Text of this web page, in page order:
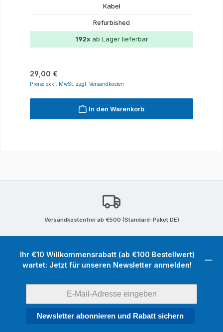
Kabel
Refurbished
192xab Lager lieferbar
Regulärer Preis:
29,00 €
Preise exkl. MwSt. zzgl. Versandkosten
In den Warenkorb
Versandkostenfrei ab €500 (Standard-Paket DE)
Ihr €10 Willkommensrabatt (ab €100 Bestellwert)
wartet: Jetzt für unseren Newsletter anmelden!
Newsletter abonnieren und Rabatt sichern